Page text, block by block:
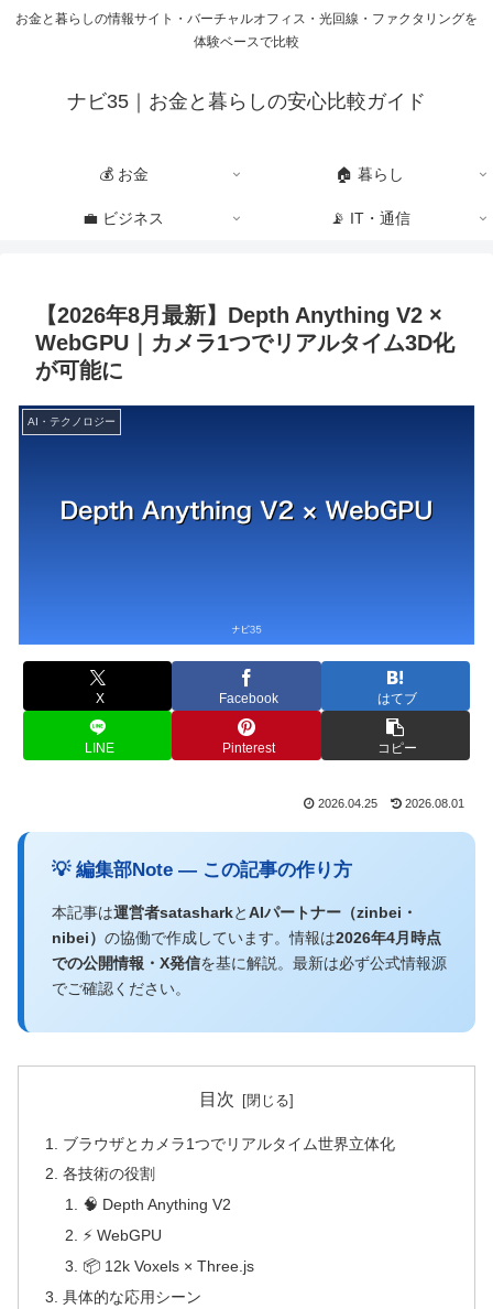
お金と暮らしの情報サイト・バーチャルオフィス・光回線・ファクタリングを
体験ベースで比較
ナビ35｜お金と暮らしの安心比較ガイド
💰 お金 🏠 暮らし
💼 ビジネス 📡 IT・通信
【2026年8月最新】Depth Anything V2 ×
WebGPU｜カメラ1つでリアルタイム3D化
が可能に
AI・テクノロジー
X Facebook はてブ
LINE Pinterest コピー
2026.04.25 2026.08.01
💡 編集部Note — この記事の作り方
本記事は運営者satasharkとAIパートナー（zinbei・
nibei） の協働で作成しています。情報は2026年4月時点
での公開情報・X発信を基に解説。最新は必ず公式情報源
でご確認ください。
目次
ブラウザとカメラ1つでリアルタイム世界立体化
各技術の役割
🧠 Depth Anything V2
⚡ WebGPU
📦 12k Voxels × Three.js
具体的な応用シーン